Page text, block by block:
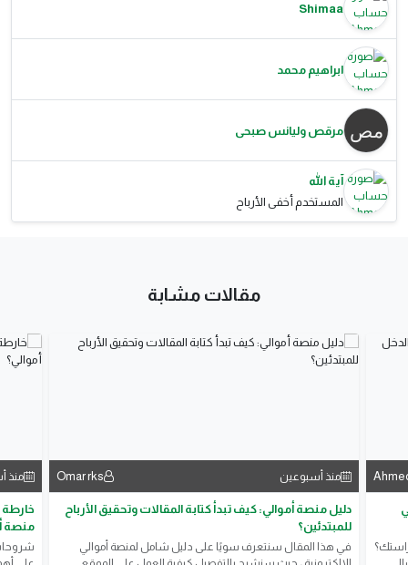
Shimaa
ابراهيم محمد
مرقص وليانس صبحى
آية الله
المستخدم أخفى الأرباح
مقالات مشابة
منذ أسبوعين Omar rks
دليل منصة أموالي: كيف تبدأ كتابة المقالات وتحقيق الأرباح
للمبتدئين؟
في هذا المقال سنتعرف سويًا على دليل شامل لمنصة أموالي
منذ
خارطة
منصة